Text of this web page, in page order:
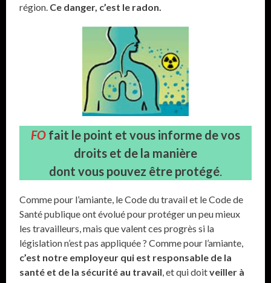
région. Ce danger, c’est le radon.
FO fait le point et vous informe de vos
droits et de la manière
dont vous pouvez être protégé
Comme pour l’amiante, le Code du travail et le Code de
Santé publique ont évolué pour protéger un peu mieux
les travailleurs, mais que valent ces progrès si la
législation n’est pas appliquée ? Comme pour l’amiante,
c’est notre employeur qui est responsable de la
santé et de la sécurité au travail , et qui doitveiller à